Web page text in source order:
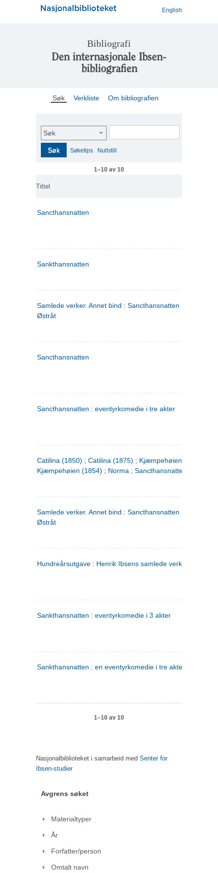
English
Bibliografi
Den internasjonale Ibsen-
bibliografien
Søk Verkliste Om bibliografien
Søk
Søk Søketips Nullstill
1–10 av 10
Tittel
Sancthansnatten
Sankthansnatten
Samlede verker. Annet bind : Sancthansnatten ; Fru Inger
Østråt
Sancthansnatten
Sancthansnatten : eventyrkomedie i tre akter
Catilina (1850) ; Catilina (1875) ; Kjæmpehøien (1850) ;
Kjæmpehøien (1854) ; Norma ; Sancthansnatten
Samlede verker. Annet bind : Sancthansnatten ; Fru Inger
Østråt
Hundreårsutgave : Henrik Ibsens samlede verker. 2
Sankthansnatten : eventyrkomedie i 3 akter
Sankthansnatten : en eventyrkomedie i tre akter
1–10 av 10
Nasjonalbiblioteket i samarbeid med Senter for
Ibsen-studier
Avgrens søket
Materialtyper
År
Forfatter/person
Omtalt navn